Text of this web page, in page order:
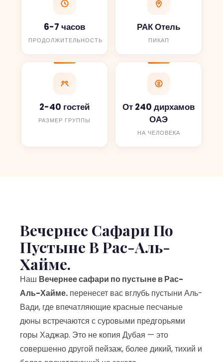
6-7 часов
ПРОДОЛЖИТЕЛЬНОСТЬ
РАК Отель
ПИКАП
2-40 гостей
РАЗМЕР ГРУППЫ
От 240 дирхамов
ОАЭ
НА ЧЕЛОВЕКА
Вечернее Сафари По
Пустыне В Рас-Аль-
Хайме.
Наш Вечернее сафари по пустыне в Рас-
Аль-Хайме. перенесет вас вглубь пустыни Аль-
Вади, где впечатляющие красные песчаные
дюны встречаются с суровыми предгорьями
горы Хаджар. Это не копия Дубая — это
совершенно другой пейзаж, более дикий, тихий и